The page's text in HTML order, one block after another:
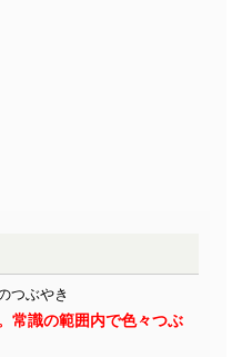
つぶやき
常識の範囲内で色々つぶ